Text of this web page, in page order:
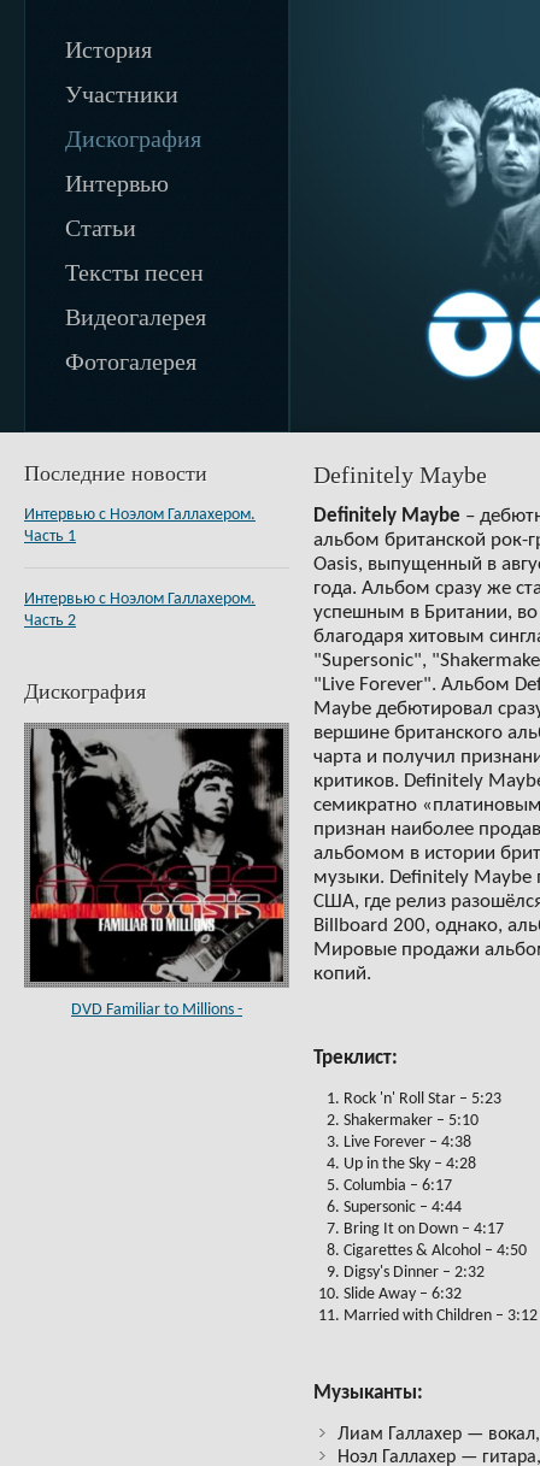
История
Участники
Дискография
Интервью
Статьи
Тексты песен
Видеогалерея
Фотогалерея
Последние новости
Интервью с Ноэлом Галлахером.
Часть 1
Интервью с Ноэлом Галлахером.
Часть 2
Дискография
DVD Familiar to Millions -
Definitely Maybe
Definitely Maybe –
альбом британской рок-
Oasis, выпущенный в
года. Альбом сразу же
успешным в Британии,
благодаря хитовым
"Supersonic",
"Live Forever". Альбом
Maybe дебютировал
вершине британского
чарта и получил
критиков. Definitely
семикратно
признан наиболее
альбомом в истории
музыки. Definitely Maybe
США, где релиз
Billboard 200, однако,
Мировые продажи
копий.
Треклист:
Rock 'n' Roll Star – 5:23
Shakermaker – 5:10
Live Forever – 4:38
Up in the Sky – 4:28
Columbia – 6:17
Supersonic – 4:44
Bring It on Down – 4:17
Cigarettes & Alcohol – 4:50
Digsy's Dinner – 2:32
Slide Away – 6:32
Married with Children – 3:12
Музыканты:
Лиам Галлахер —
Ноэл Галлахер —